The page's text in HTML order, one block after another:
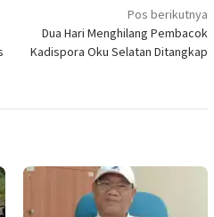
Pos berikutnya
Dua Hari Menghilang Pembacok
Kadispora Oku Selatan Ditangkap